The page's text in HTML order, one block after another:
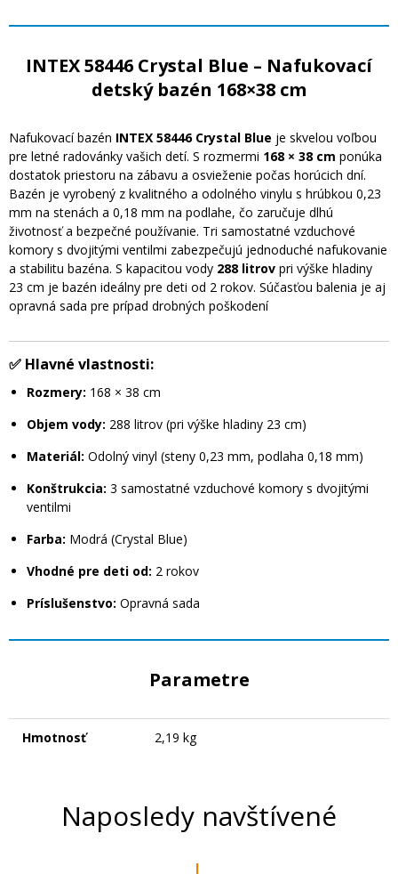
INTEX 58446 Crystal Blue – Nafukovací
detský bazén 168×38 cm
Nafukovací bazén INTEX 58446 Crystal Blue je skvelou voľbou
pre letné radovánky vašich detí. S rozmermi 168 × 38 cm ponúka
dostatok priestoru na zábavu a osvieženie počas horúcich dní.
Bazén je vyrobený z kvalitného a odolného vinylu s hrúbkou 0,23
mm na stenách a 0,18 mm na podlahe, čo zaručuje dlhú
životnosť a bezpečné používanie. Tri samostatné vzduchové
komory s dvojitými ventilmi zabezpečujú jednoduché nafukovanie
a stabilitu bazéna. S kapacitou vody 288 litrov pri výške hladiny
23 cm je bazén ideálny pre deti od 2 rokov. Súčasťou balenia je aj
opravná sada pre prípad drobných poškodení
✅ Hlavné vlastnosti:
Rozmery: 168 × 38 cm​
Objem vody: 288 litrov (pri výške hladiny 23 cm)
Materiál: Odolný vinyl (steny 0,23 mm, podlaha 0,18 mm)​
Konštrukcia: 3 samostatné vzduchové komory s dvojitými
ventilmi
Farba: Modrá (Crystal Blue)​
Vhodné pre deti od: 2 rokov​
Príslušenstvo: Opravná sada
Parametre
Hmotnosť 2,19 kg
Naposledy navštívené